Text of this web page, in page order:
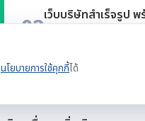
02เว็บบริษัทสำเร็จรูป
นโยบายการใช้คุกกี้ได้